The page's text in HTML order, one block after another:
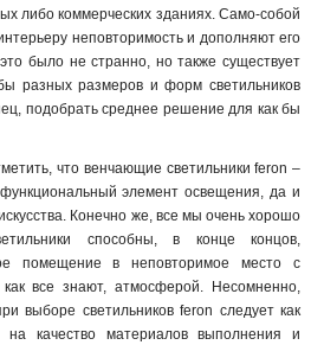
либо коммерческих зданиях. Само-собой
неповторимость и дополняют его
было не странно, но также существует
разных размеров и форм светильников
подобрать среднее решение для как бы
что венчающие светильники feron –
элемент освещения, да и
Конечно же, все мы очень хорошо
способны, в конце концов,
помещение в неповторимое место с
все знают, атмосферой. Несомненно,
выборе светильников feron следует как
на качество материалов выполнения и